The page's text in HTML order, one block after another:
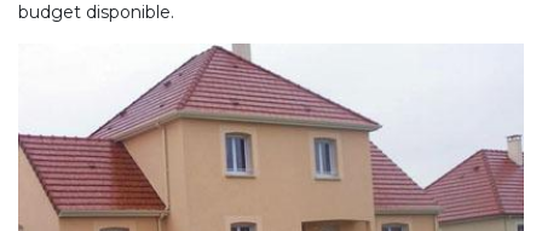
budget disponible.